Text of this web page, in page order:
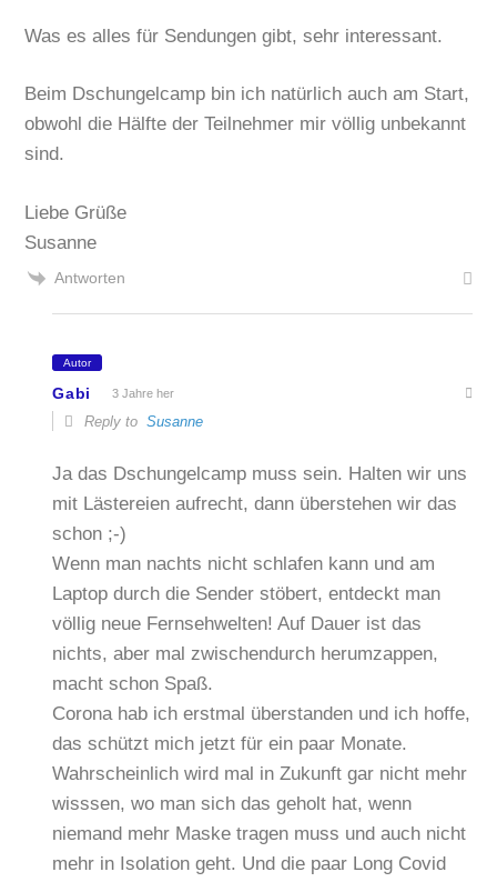
Was es alles für Sendungen gibt, sehr interessant.
Beim Dschungelcamp bin ich natürlich auch am Start,
obwohl die Hälfte der Teilnehmer mir völlig unbekannt
sind.
Liebe Grüße
Susanne
Antworten
Autor
Gabi 3 Jahre her
Reply toSusanne
Ja das Dschungelcamp muss sein. Halten wir uns
mit Lästereien aufrecht, dann überstehen wir das
schon ;-)
Wenn man nachts nicht schlafen kann und am
Laptop durch die Sender stöbert, entdeckt man
völlig neue Fernsehwelten! Auf Dauer ist das
nichts, aber mal zwischendurch herumzappen,
macht schon Spaß.
Corona hab ich erstmal überstanden und ich hoffe,
das schützt mich jetzt für ein paar Monate.
Wahrscheinlich wird mal in Zukunft gar nicht mehr
wisssen, wo man sich das geholt hat, wenn
niemand mehr Maske tragen muss und auch nicht
mehr in Isolation geht. Und die paar Long Covid